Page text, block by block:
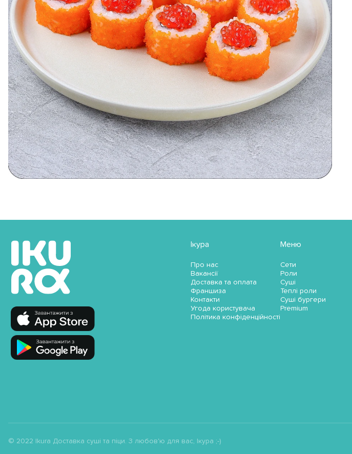
Ікура
Про нас
Вакансії
Доставка та оплата
Франшиза
Контакти
Угода користувача
Політика конфіденційності
Меню
Сети
Роли
Суші
Теплі роли
Суші бургери
Premium
© 2022 Ikura Доставка суші та піци. З любов'ю для вас, Ікура ;-)